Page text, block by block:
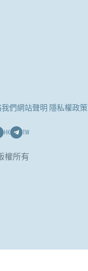
們網站聲明 隱私權政策
HK TW
權所有